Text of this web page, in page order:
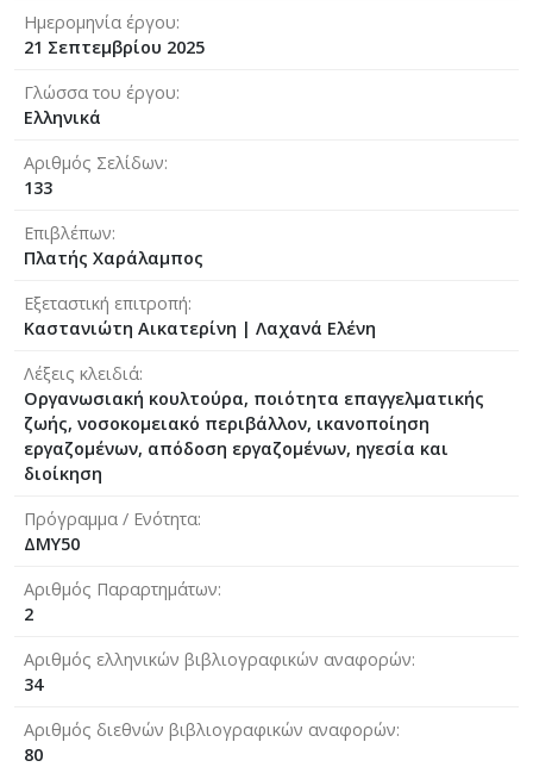
Ημερομηνία έργου
21 Σεπτεμβρίου 2025
Γλώσσα του έργου
Ελληνικά
Αριθμός Σελίδων
133
Επιβλέπων
Πλατής Χαράλαμπος
Εξεταστική επιτροπή
Καστανιώτη Αικατερίνη | Λαχανά Ελένη
Λέξεις κλειδιά
Οργανωσιακή κουλτούρα, ποιότητα επαγγελματικής
ζωής, νοσοκομειακό περιβάλλον, ικανοποίηση
εργαζομένων, απόδοση εργαζομένων, ηγεσία και
διοίκηση
Πρόγραμμα / Ενότητα
ΔΜΥ50
Αριθμός Παραρτημάτων
2
Αριθμός ελληνικών βιβλιογραφικών αναφορών
34
Αριθμός διεθνών βιβλιογραφικών αναφορών
80